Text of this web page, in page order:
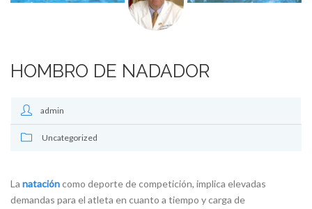
HOMBRO DE NADADOR
admin
Uncategorized
La natacióncomo deporte de competición, implica elevadas
demandas para el atleta en cuanto a tiempo y carga de